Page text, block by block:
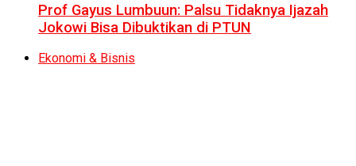
Prof Gayus Lumbuun: Palsu Tidaknya Ijazah
Jokowi Bisa Dibuktikan di PTUN
Ekonomi & Bisnis